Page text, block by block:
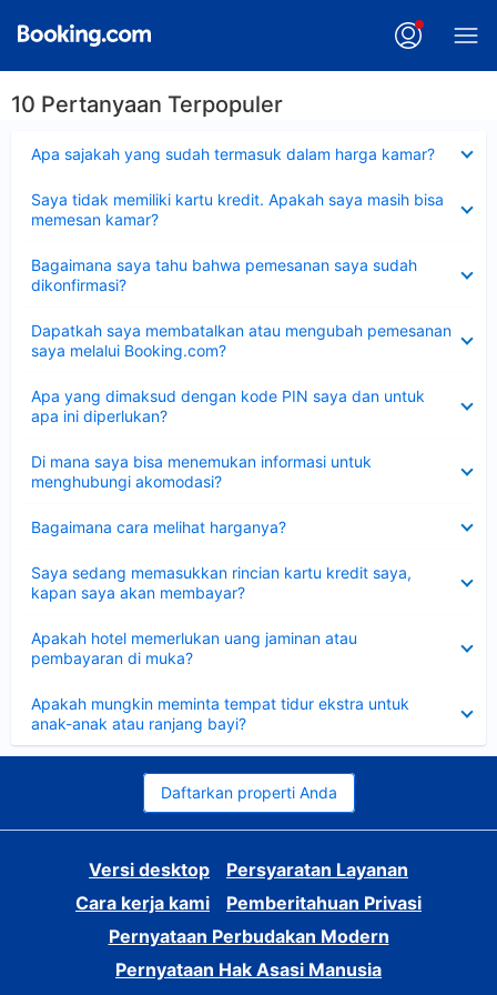
10 Pertanyaan Terpopuler
Apa sajakah yang sudah termasuk dalam harga kamar?
Saya tidak memiliki kartu kredit. Apakah saya masih bisa
memesan kamar?
Bagaimana saya tahu bahwa pemesanan saya sudah
dikonfirmasi?
Dapatkah saya membatalkan atau mengubah pemesanan
saya melalui Booking.com?
Apa yang dimaksud dengan kode PIN saya dan untuk
apa ini diperlukan?
Di mana saya bisa menemukan informasi untuk
menghubungi akomodasi?
Bagaimana cara melihat harganya?
Saya sedang memasukkan rincian kartu kredit saya,
kapan saya akan membayar?
Apakah hotel memerlukan uang jaminan atau
pembayaran di muka?
Apakah mungkin meminta tempat tidur ekstra untuk
anak-anak atau ranjang bayi?
Daftarkan properti Anda
Versi desktop
Persyaratan Layanan
Cara kerja kami
Pemberitahuan Privasi
Pernyataan Perbudakan Modern
Pernyataan Hak Asasi Manusia